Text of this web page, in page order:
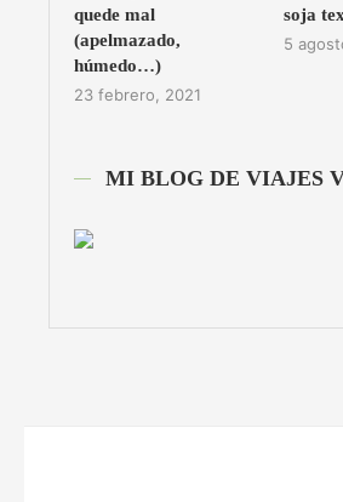
quede mal
(apelmazado,
húmedo…)
23 febrero, 2021
soja
5
MI BLOG DE VIAJES